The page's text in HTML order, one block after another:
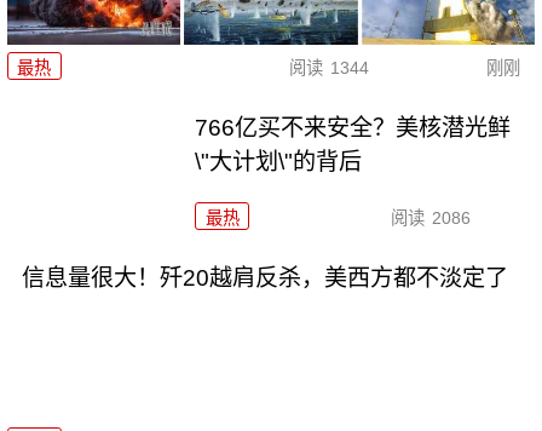
最热 阅读 1344 刚刚
766亿买不来安全？美核潜光鲜
\"大计划\"的背后
最热 阅读 2086
信息量很大！歼20越肩反杀，美西方都不淡定了